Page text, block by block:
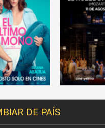
DE PAÍS